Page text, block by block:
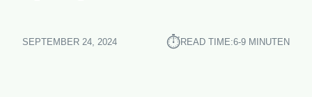
SEPTEMBER 24, 2024 ⏱︎READ TIME:6-9 MINUTEN